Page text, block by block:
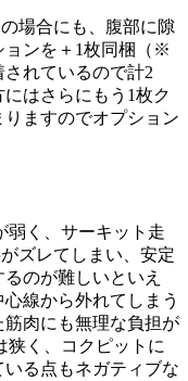
場合にも、腹部に隙
ョンを＋1枚同梱（※
れているので計2
はさらにもう1枚ク
ますのでオプション
弱く、サーキット走
ズレてしまい、安定
のが難しいといえ
線から外れてしまう
肉にも無理な負担が
狭く、コクピットに
る点もネガティブな